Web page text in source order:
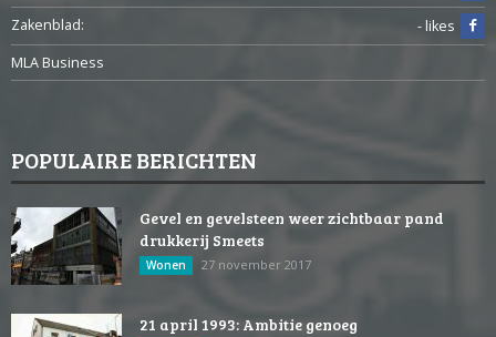
Zakenblad:
- likes
MLA Business
POPULAIRE BERICHTEN
Gevel en gevelsteen weer zichtbaar pand
drukkerij Smeets
Wonen 27 november 2017
21 april 1993: Ambitie genoeg